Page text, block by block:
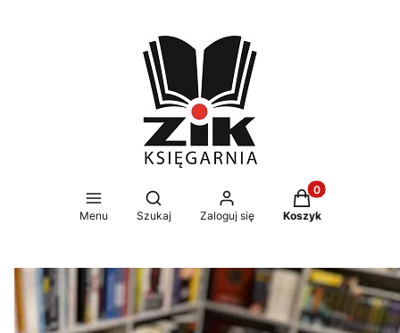
Menu
Otwórz wyszukiwarkę
Szukaj Zaloguj się
Produkty w
Koszyk